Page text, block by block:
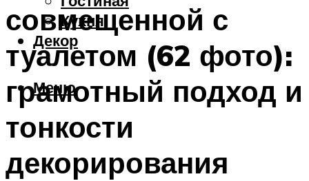
Кухня
Декор
Меню
совмещенной с
туалетом (62 фото):
грамотный подход и
тонкости
декорирования